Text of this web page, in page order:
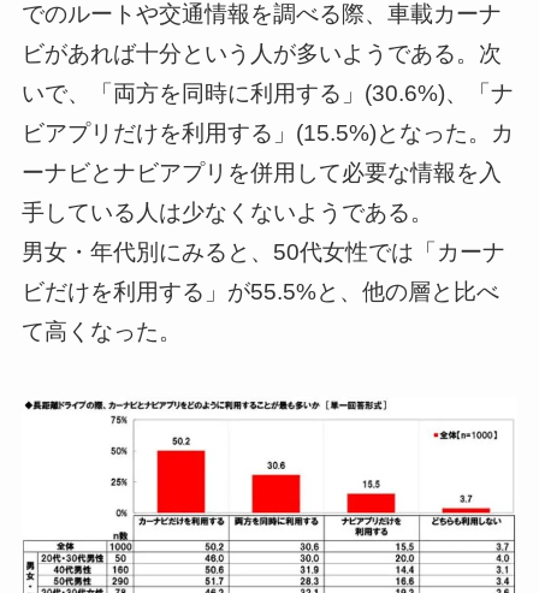
でのルートや交通情報を調べる際、車載カーナ
ビがあれば十分という人が多いようである。次
いで、「両方を同時に利用する」(30.6%)、「ナ
ビアプリだけを利用する」(15.5%)となった。カ
ーナビとナビアプリを併用して必要な情報を入
手している人は少なくないようである。
男女・年代別にみると、50代女性では「カーナ
ビだけを利用する」が55.5%と、他の層と比べ
て高くなった。